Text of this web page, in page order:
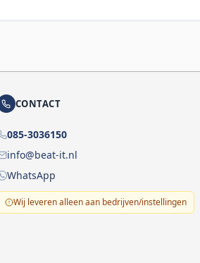
CONTACT
085-3036150
info@beat-it.nl
WhatsApp
Wij leveren alleen aan bedrijven/instellingen